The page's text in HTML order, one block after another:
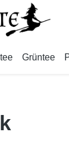
Grüntee